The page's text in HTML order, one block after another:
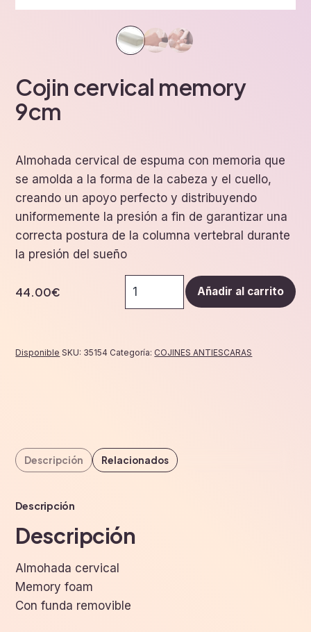
Cojin cervical memory
9cm
Almohada cervical de espuma con memoria que
se amolda a la forma de la cabeza y el cuello,
creando un apoyo perfecto y distribuyendo
uniformemente la presión a fin de garantizar una
correcta postura de la columna vertebral durante
la presión del sueño
44.00€
cervical
cantidad
Añadir al carrito
Disponible SKU: 35154 Categoría: COJINES ANTIESCARAS
Descripción Relacionados
Descripción
Descripción
Almohada cervical
Memory foam
Con funda removible